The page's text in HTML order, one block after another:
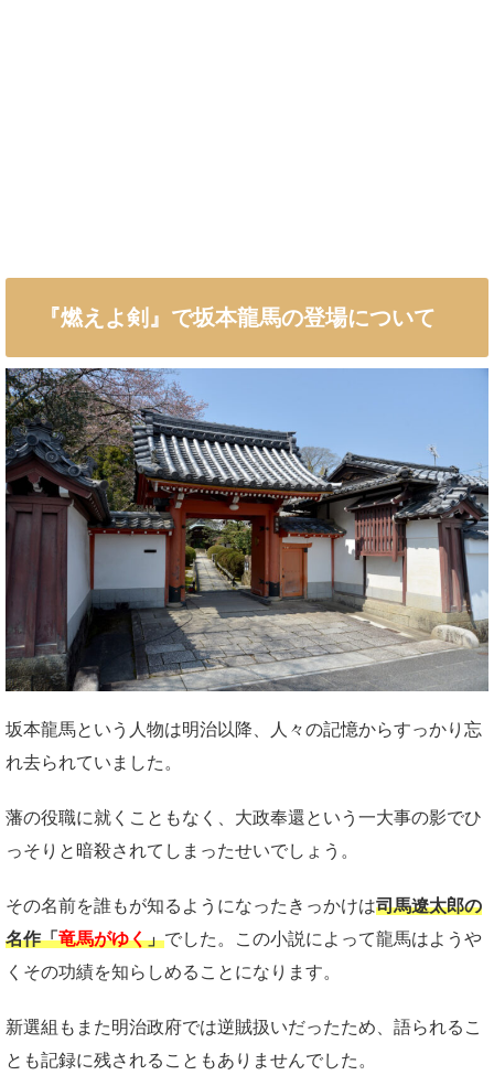
『燃えよ剣』で坂本龍馬の登場について
坂本龍馬という人物は明治以降、人々の記憶からすっかり忘
れ去られていました。
藩の役職に就くこともなく、大政奉還という一大事の影でひ
っそりと暗殺されてしまったせいでしょう。
その名前を誰もが知るようになったきっかけは司馬遼太郎の
名作「竜馬がゆく」でした。この小説によって龍馬はようや
くその功績を知らしめることになります。
新選組もまた明治政府では逆賊扱いだったため、語られるこ
とも記録に残されることもありませんでした。